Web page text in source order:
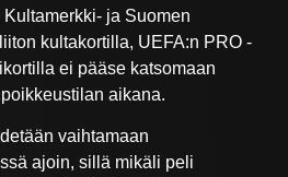
ja Suomen
kultakortilla, UEFA:n PRO -
ei pääse katsomaan
aikana.
vaihtamaan
ajoin, sillä mikäli peli